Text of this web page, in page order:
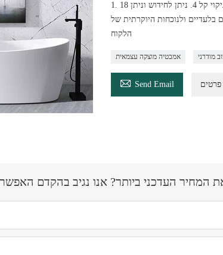
1. 18 שנות ניסיון בייצור מאז2004 2. ציוד מתקדם ומערכת ניהול שיטתית, מעל 200 עיצובים מעוצבים, גם להתאמה אישית 3. ניקוי קל 4. ניתן לחידוש וניתן
בהתאמה אישית לעיצובים בלעדיים ולנוכחות היוקרתית של
הלקוח
אמבטיה מוצקה עצמאית מודרני
 Send Email פרטים
המחיר העדכני ביותר? אנו נגיב בהקדם האפשרי (תוך